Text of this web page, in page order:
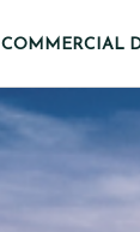
COMMERCIAL